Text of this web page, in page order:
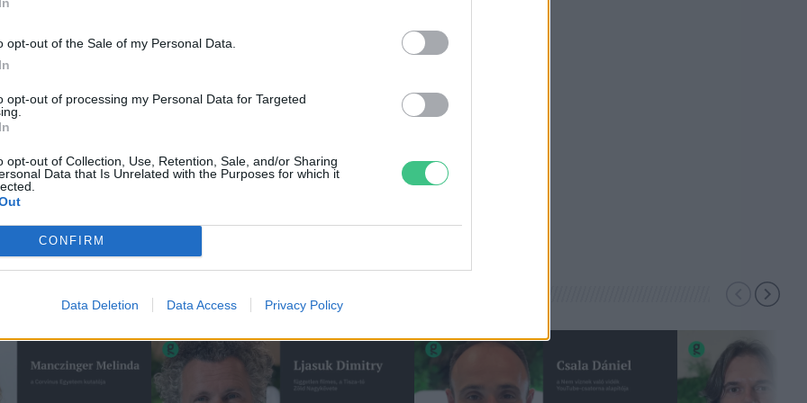
opt-out of the Sale of my Personal Data.
opt-out of processing my Personal Data for Targeted
opt-out of Collection, Use, Retention, Sale, and/or Sharing
Data that Is Unrelated with the Purposes for which it
CONFIRM
Data Deletion Data Access Privacy Policy